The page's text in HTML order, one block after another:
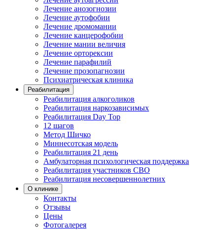
Лечение анозогнозии
Лечение аутофобии
Лечение дромомании
Лечение канцерофобии
Лечение мании величия
Лечение орторексии
Лечение парафилий
Лечение прозопагнозии
Психиатрическая клиника
Реабилитация
Реабилитация алкоголиков
Реабилитация наркозависимых
Реабилитация Day Top
12 шагов
Метод Шичко
Миннесотская модель
Реабилитация 21 день
Амбулаторная психологическая поддержка
Реабилитация участников СВО
Реабилитация несовершеннолетних
О клинике
Контакты
Отзывы
Цены
Фотогалерея